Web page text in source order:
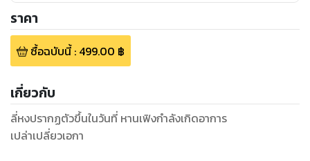
ราคา
ซื้อฉบับนี้: 499.00 ฿
เกี่ยวกับ
ลี่หงปรากฏตัวขึ้นในวันที่ หานเฟิงกำลังเกิดอาการ
เปล่าเปลี่ยวเอกา